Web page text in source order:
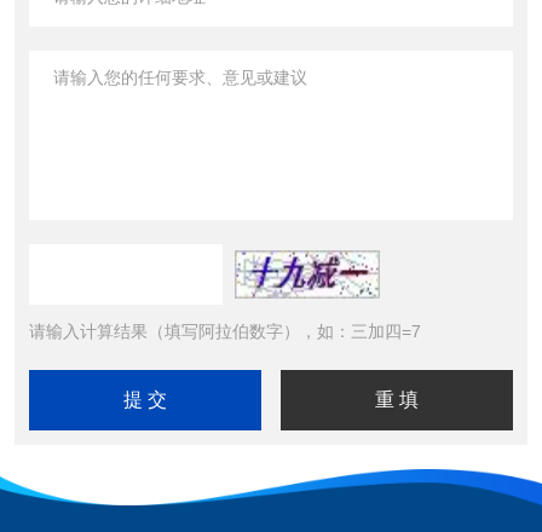
请输入计算结果（填写阿拉伯数字），如：三加四=7